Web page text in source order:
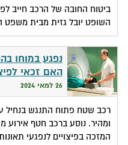
ביטוח החובה של הרכב חייב
השופט יובל גזית מבית משפט
נפגע במוחו
האם זכאי
26 למאי 2024
רכב שטח פתוח התנגש בנחיל
ומהיר. נוסע ברכב חטף אירוע
המזכה בפיצויים לנפגעי